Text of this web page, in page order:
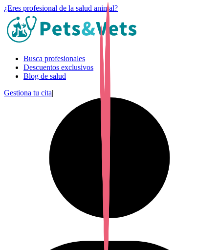
¿Eres profesional de la salud animal?
Busca profesionales
Descuentos exclusivos
Blog de salud
Gestiona tu cita|